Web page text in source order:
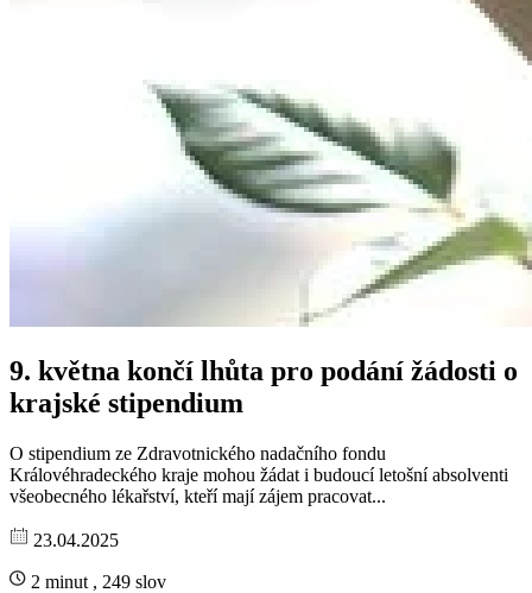
9. května končí lhůta pro podání žádosti o
krajské stipendium
O stipendium ze Zdravotnického nadačního fondu
Královéhradeckého kraje mohou žádat i budoucí letošní absolventi
všeobecného lékařství, kteří mají zájem pracovat...
23.04.2025
2 minut , 249 slov